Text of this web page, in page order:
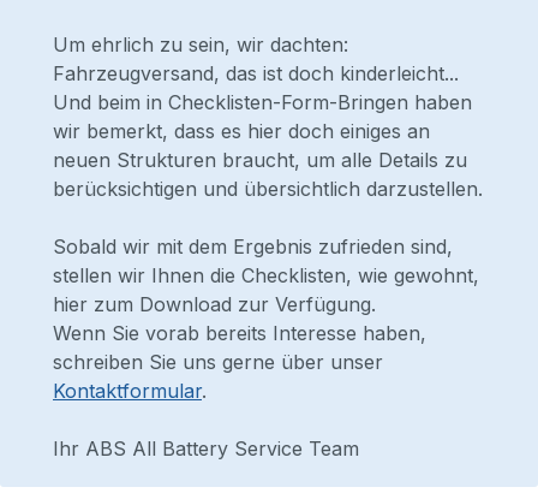
Um ehrlich zu sein, wir dachten:
Fahrzeugversand, das ist doch kinderleicht...
Und beim in Checklisten-Form-Bringen haben
wir bemerkt, dass es hier doch einiges an
neuen Strukturen braucht, um alle Details zu
berücksichtigen und übersichtlich darzustellen.
Sobald wir mit dem Ergebnis zufrieden sind,
stellen wir Ihnen die Checklisten, wie gewohnt,
hier zum Download zur Verfügung.
Wenn Sie vorab bereits Interesse haben,
schreiben Sie uns gerne über unser
Kontaktformular.
Ihr ABS All Battery Service Team